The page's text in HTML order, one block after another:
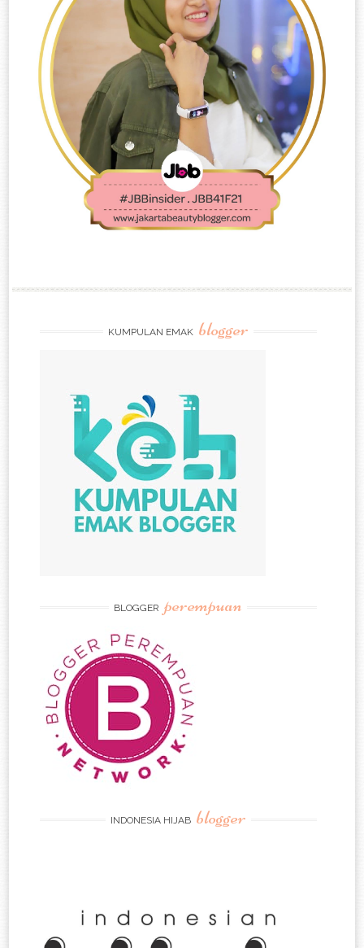
KUMPULAN EMAK blogger
BLOGGER perempuan
INDONESIA HIJAB blogger